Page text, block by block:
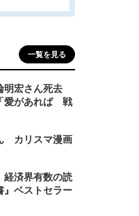
一覧を見る
明宏さん死去
愛があれば 戦
カリスマ漫画
経済界有数の読
ベストセラー